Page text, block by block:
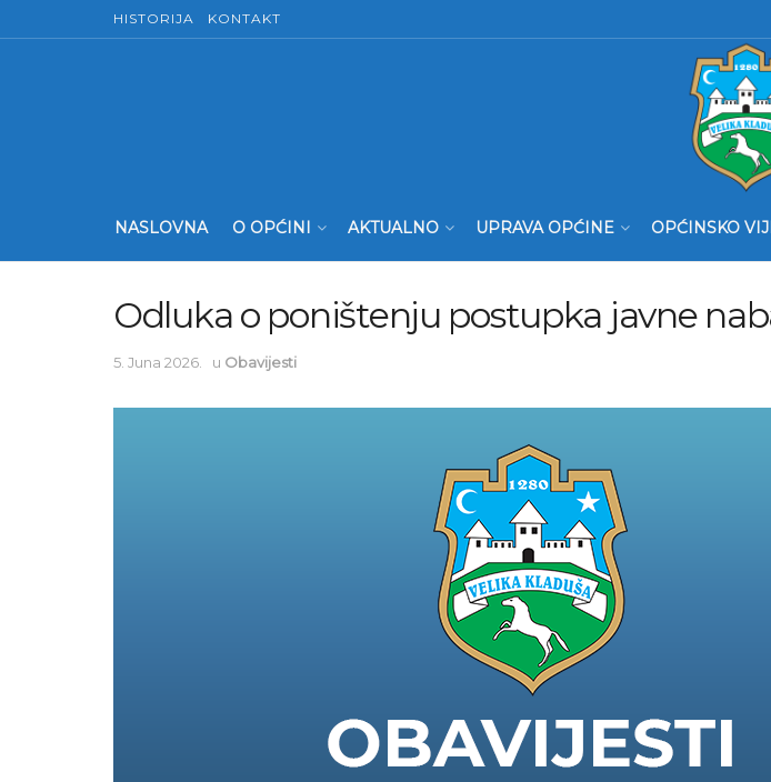
HISTORIJA KONTAKT
NASLOVNA O OPĆINI AKTUALNO UPRAVA OPĆINE OPĆINSKO
Odluka o poništenju postupka javne
5. Juna 2026. u Obavijesti